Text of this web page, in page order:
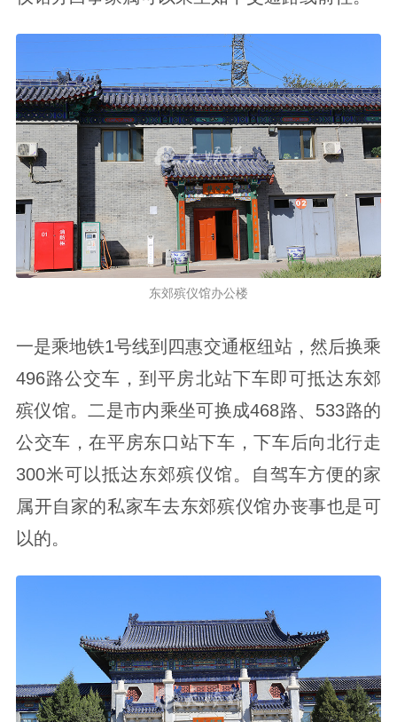
东郊殡仪馆办公楼
一是乘地铁1号线到四惠交通枢纽站，然后换乘
496路公交车，到平房北站下车即可抵达东郊
殡仪馆。二是市内乘坐可换成468路、533路的
公交车，在平房东口站下车，下车后向北行走
300米可以抵达东郊殡仪馆。自驾车方便的家
属开自家的私家车去东郊殡仪馆办丧事也是可
以的。